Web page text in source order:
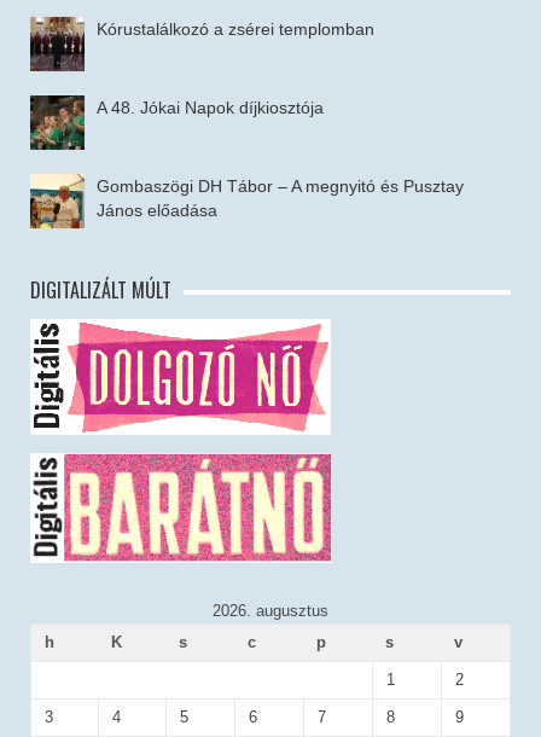
Kórustalálkozó a zsérei templomban
A 48. Jókai Napok díjkiosztója
Gombaszögi DH Tábor – A megnyitó és Pusztay
János előadása
DIGITALIZÁLT MÚLT
2026. augusztus
h
K s c p s v
1 2
3 4 5 6 7 8 9